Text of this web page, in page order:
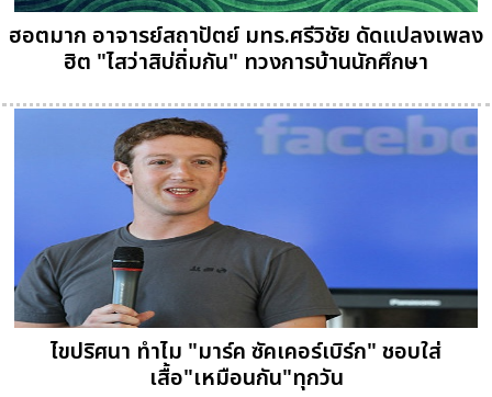
ฮอตมาก อาจารย์สถาปัตย์ มทร.ศรีวิชัย ดัดแปลงเพลง
ฮิต "ไสว่าสิบ่ถิ่มกัน" ทวงการบ้านนักศึกษา
ไขปริศนา ทำไม "มาร์ค ซัคเคอร์เบิร์ก" ชอบใส่
เสื้อ"เหมือนกัน"ทุกวัน